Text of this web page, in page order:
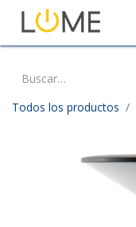
Todos los productos